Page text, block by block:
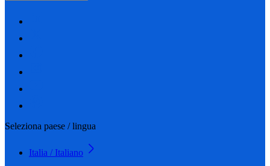
Seleziona paese / lingua
Italia / Italiano